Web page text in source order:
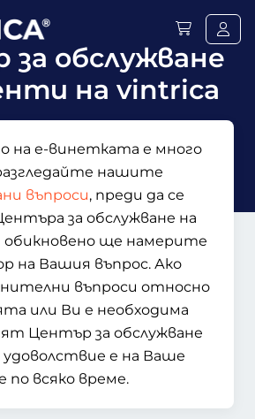
обслужване
на vintrica
на е-винетката е много
нашите
въпроси, преди да се
за обслужване на
обикновено ще намерите
на Вашия въпрос. Ако
въпроси относно
или Ви е необходима
Център за обслужване
удоволствие е на Ваше
по всяко време.